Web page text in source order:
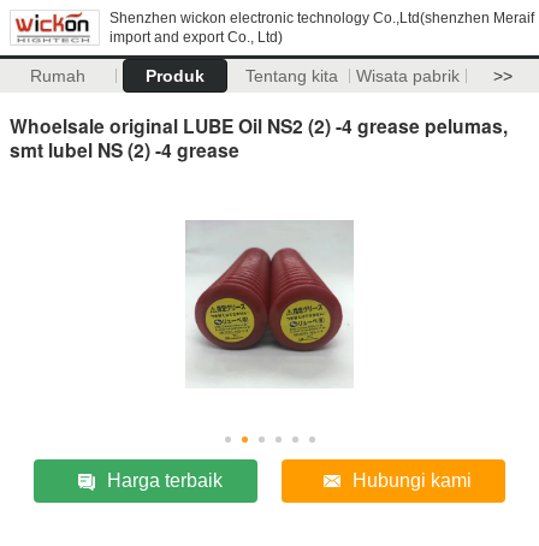
Shenzhen wickon electronic technology Co.,Ltd(shenzhen Meraif
import and export Co., Ltd)
Rumah Produk Tentang kita Wisata pabrik >>
Whoelsale original LUBE Oil NS2 (2) -4 grease pelumas,
smt lubel NS (2) -4 grease
Harga terbaik Hubungi kami